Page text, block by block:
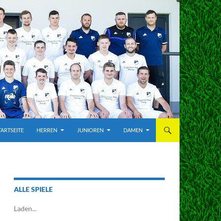
HERREN JUNIOREN DAMEN
ALLE SPIELE
Laden...